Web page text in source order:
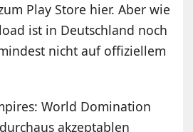
Play Store hier. Aber wie
ist in Deutschland noch
nicht auf offiziellem
World Domination
akzeptablen